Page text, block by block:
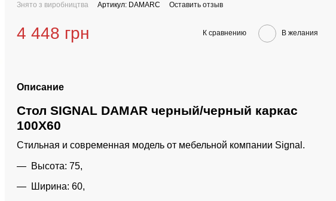
Знято з виробництва Артикул: DAMARC Оставить отзыв
4 448 грн К сравнению В желания
Описание
Стол SIGNAL DAMAR черный/черный каркас
100X60
Стильная и современная модель от мебельной компании Signal.
Высота: 75,
Ширина: 60,